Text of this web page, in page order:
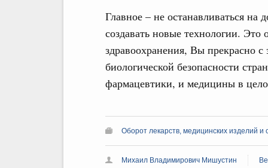
Главное – не останавливаться на
создавать новые технологии. Это
здравоохранения, Вы прекрасно
биологической безопасности
фармацевтики, и медицины в
Оборот лекарств, медицинских изделий и
Михаил Владимирович Мишустин